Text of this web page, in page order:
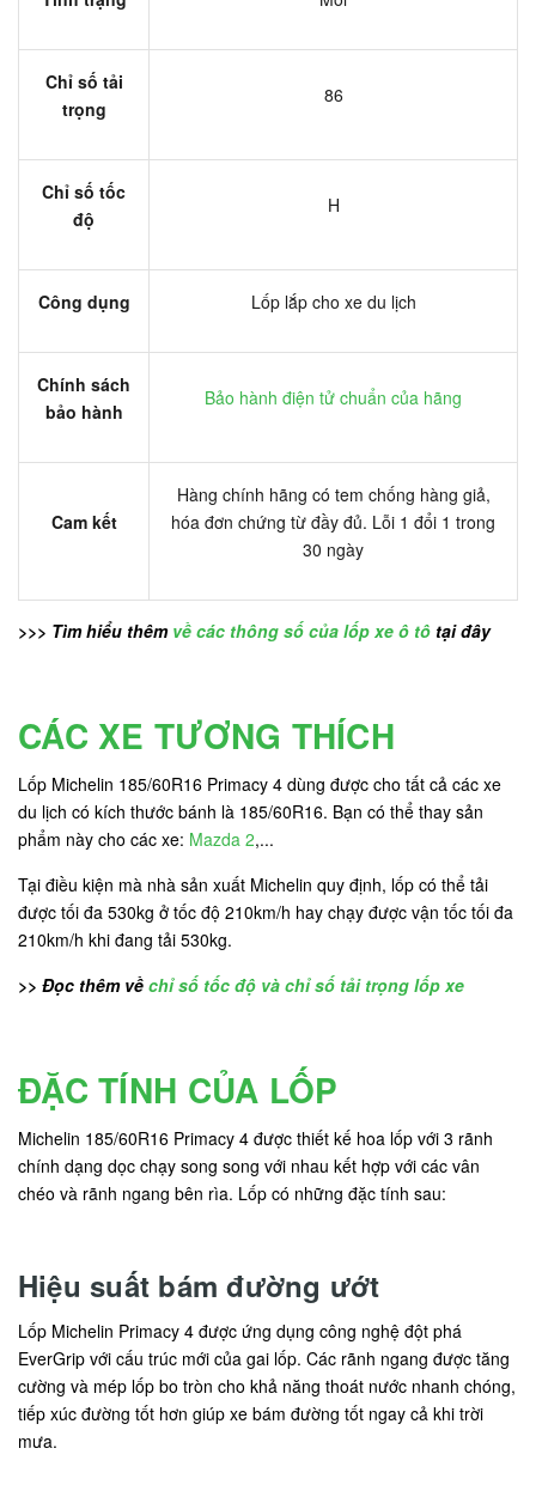
Chỉ số tải
trọng
86
Chỉ số tốc
độ
H
Công dụng Lốp lắp cho xe du lịch
Chính sách
bảo hành
Bảo hành điện tử chuẩn của hãng
Cam kết
Hàng chính hãng có tem chống hàng giả,
hóa đơn chứng từ đầy đủ. Lỗi 1 đổi 1 trong
30 ngày
>>> Tìm hiểu thêm về các thông số của lốp xe ô tô tại đây
CÁC XE TƯƠNG THÍCH
Lốp Michelin 185/60R16 Primacy 4 dùng được cho tất cả các xe
du lịch có kích thước bánh là 185/60R16. Bạn có thể thay sản
phẩm này cho các xe: Mazda 2,...
Tại điều kiện mà nhà sản xuất Michelin quy định, lốp có thể tải
được tối đa 530kg ở tốc độ 210km/h hay chạy được vận tốc tối đa
210km/h khi đang tải 530kg.
>> Đọc thêm về chỉ số tốc độ và chỉ số tải trọng lốp xe
ĐẶC TÍNH CỦA LỐP
Michelin 185/60R16 Primacy 4 được thiết kế hoa lốp với 3 rãnh
chính dạng dọc chạy song song với nhau kết hợp với các vân
chéo và rãnh ngang bên rìa. Lốp có những đặc tính sau:
Hiệu suất bám đường ướt
Lốp Michelin Primacy 4 được ứng dụng công nghệ đột phá
EverGrip với cấu trúc mới của gai lốp. Các rãnh ngang được tăng
cường và mép lốp bo tròn cho khả năng thoát nước nhanh chóng,
tiếp xúc đường tốt hơn giúp xe bám đường tốt ngay cả khi trời
mưa.